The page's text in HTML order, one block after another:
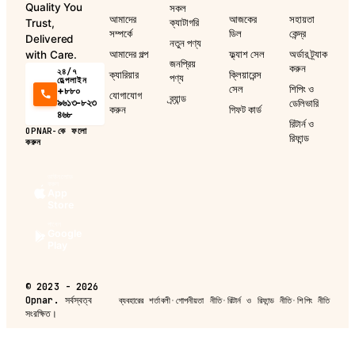
Quality You
Trust,
Delivered
with Care.
২৪/৭
হেল্পলাইন
+৮৮০
৯৬১৩-৮২৩
৪৬৮
OPNAR-কে ফলো
করুন
আমাদের
সম্পর্কে
আমাদের গল্প
ক্যারিয়ার
যোগাযোগ
করুন
সকল
ক্যাটাগরি
নতুন পণ্য
জনপ্রিয়
পণ্য
ব্র্যান্ড
আজকের
ডিল
ফ্ল্যাশ সেল
ক্লিয়ারেন্স
সেল
গিফট কার্ড
সহায়তা
কেন্দ্র
অর্ডার ট্র্যাক
করুন
শিপিং ও
ডেলিভারি
রিটার্ন ও
রিফান্ড
©2023 - 2026
Opnar.
সর্বস্বত্ব
সংরক্ষিত।
ব্যবহারের শর্তাবলী· গোপনীয়তা নীতি· রিটার্ন ও রিফান্ড নীতি·শিপিং নীতি